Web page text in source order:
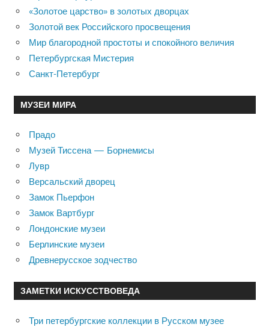
«Золотое царство» в золотых дворцах
Золотой век Российского просвещения
Мир благородной простоты и спокойного величия
Петербургская Мистерия
Санкт-Петербург
МУЗЕИ МИРА
Прадо
Музей Тиссена — Борнемисы
Лувр
Версальский дворец
Замок Пьерфон
Замок Вартбург
Лондонские музеи
Берлинские музеи
Древнерусское зодчество
ЗАМЕТКИ ИСКУССТВОВЕДА
Три петербургские коллекции в Русском музее